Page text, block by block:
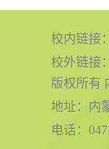
校内链接：
校外链接：
版权所有
地址：内
电话：